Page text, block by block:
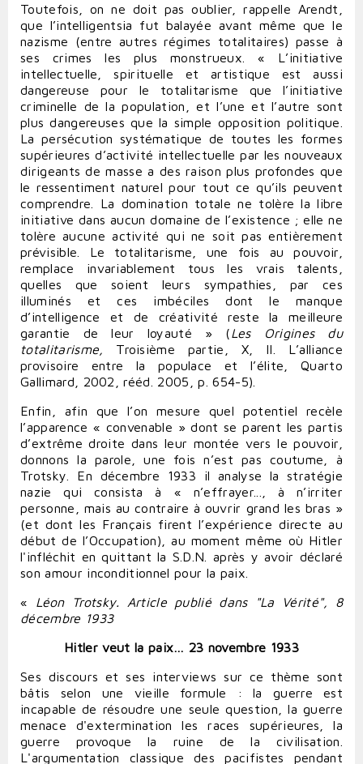
Toutefois, on ne doit pas oublier, rappelle Arendt,
que l’intelligentsia fut balayée avant même que le
nazisme (entre autres régimes totalitaires) passe à
ses crimes les plus monstrueux. « L’initiative
intellectuelle, spirituelle et artistique est aussi
dangereuse pour le totalitarisme que l’initiative
criminelle de la population, et l’une et l’autre sont
plus dangereuses que la simple opposition politique.
La persécution systématique de toutes les formes
supérieures d’activité intellectuelle par les nouveaux
dirigeants de masse a des raison plus profondes que
le ressentiment naturel pour tout ce qu’ils peuvent
comprendre. La domination totale ne tolère la libre
initiative dans aucun domaine de l’existence ; elle ne
tolère aucune activité qui ne soit pas entièrement
prévisible. Le totalitarisme, une fois au pouvoir,
remplace invariablement tous les vrais talents,
quelles que soient leurs sympathies, par ces
illuminés et ces imbéciles dont le manque
d’intelligence et de créativité reste la meilleure
garantie de leur loyauté » (Les Origines du
totalitarisme, Troisième partie, X, II. L’alliance
provisoire entre la populace et l’élite, Quarto
Gallimard, 2002, rééd. 2005, p. 654-5).
Enfin, afin que l’on mesure quel potentiel recèle
l’apparence « convenable » dont se parent les partis
d’extrême droite dans leur montée vers le pouvoir,
donnons la parole, une fois n’est pas coutume, à
Trotsky. En décembre 1933 il analyse la stratégie
nazie qui consista à « n’effrayer..., à n’irriter
personne, mais au contraire à ouvrir grand les bras »
(et dont les Français firent l’expérience directe au
début de l’Occupation), au moment même où Hitler
l'infléchit en quittant la S.D.N. après y avoir déclaré
son amour inconditionnel pour la paix.
« Léon Trotsky. Article publié dans "La Vérité", 8
décembre 1933
Hitler veut la paix… 23 novembre 1933
Ses discours et ses interviews sur ce thème sont
bâtis selon une vieille formule : la guerre est
incapable de résoudre une seule question, la guerre
menace d'extermination les races supérieures, la
guerre provoque la ruine de la civilisation.
L'argumentation classique des pacifistes pendant